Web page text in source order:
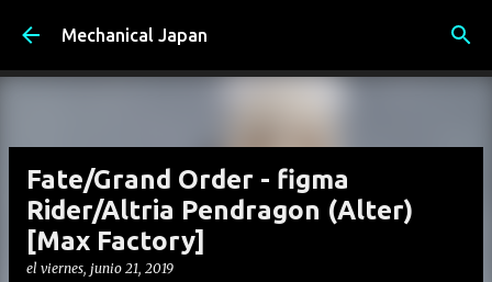
Ir al contenido principal
Mechanical Japan
Fate/Grand Order - figma
Rider/Altria Pendragon (Alter)
[Max Factory]
el viernes, junio 21, 2019